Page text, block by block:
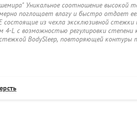
Уникальное соотношение высокой
поглощает влагу и быстро отдает
из чехла эксклюзивной стежки
4-L с возможностью регулировки
BodySleep, повторяющей контуры